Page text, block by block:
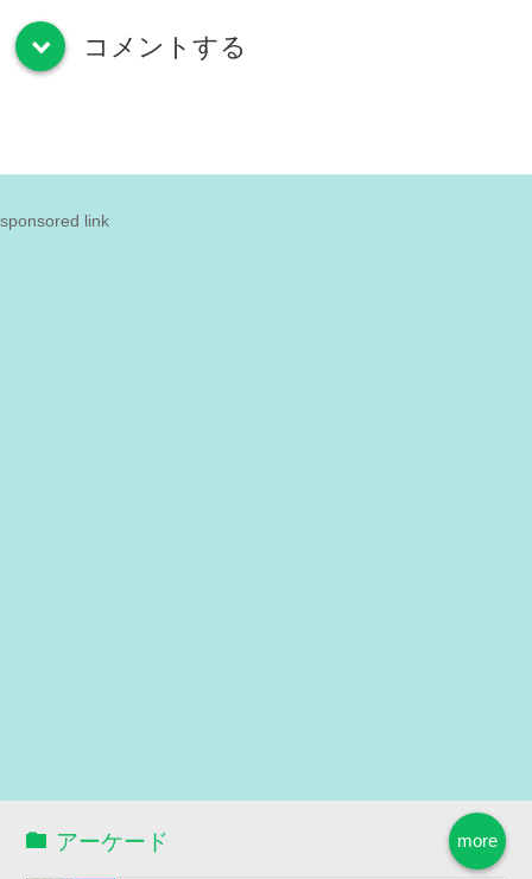
down コメントする
sponsored link
more
アーケード